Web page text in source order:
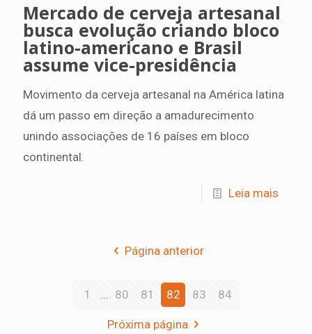
Mercado de cerveja artesanal
busca evolução criando bloco
latino-americano e Brasil
assume vice-presidência
Movimento da cerveja artesanal na América latina
dá um passo em direção a amadurecimento
unindo associações de 16 países em bloco
continental.
Leia mais
Página anterior
1 ... 80 81 82 83 84
Próxima página